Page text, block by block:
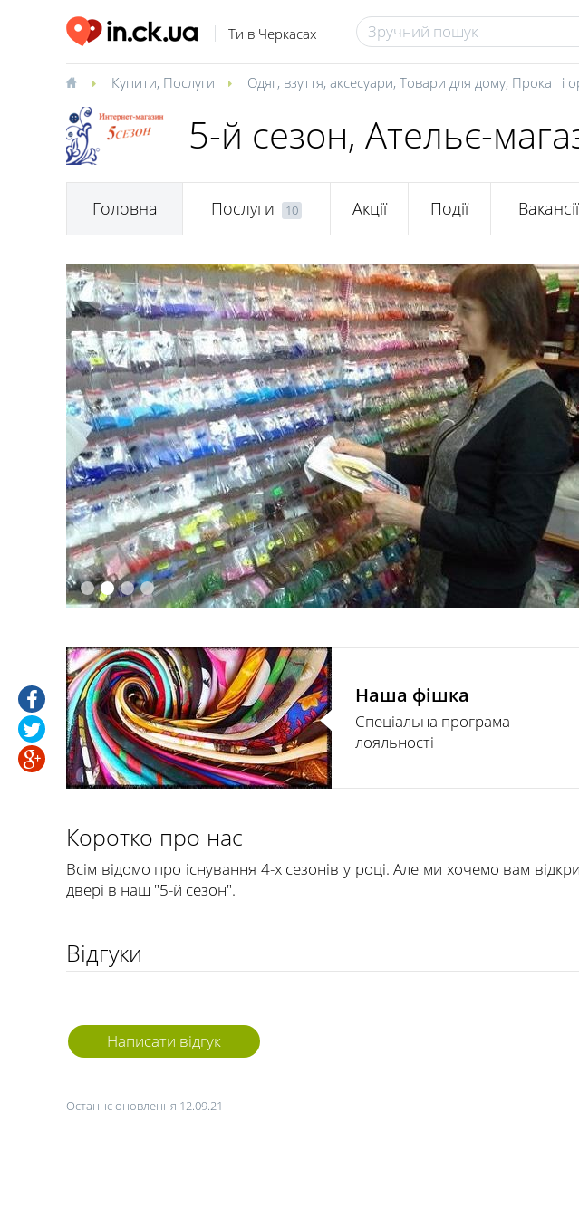
Ти в Черкасах
Купити, Послуги Одяг, взуття, аксесуари, Товари для дому, Прокат і
5-й сезон, Ательє-
Головна Послуги 10 Акції Події Вакансії
Постійно діюча програма
лояльності, ми любимо своїх
покупців і замовників і тому даруємо
їм "гроші".
Наша фішка
Спеціальна програма
лояльності
Коротко про нас
Всім відомо про існування 4-х сезонів у році. Але ми хочемо вам
двері в наш "5-й сезон".
Відгуки
Написати відгук
Останнє оновлення 12.09.21